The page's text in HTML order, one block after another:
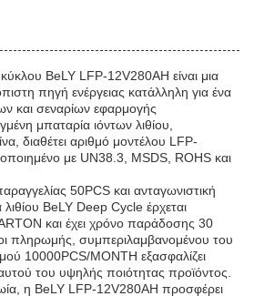
BeLY LFP-12V280AH είναι μια
πηγή ενέργειας κατάλληλη για ένα
και σεναρίων εφαρμογής
μπαταρία ιόντων λιθίου,
διαθέτει αριθμό μοντέλου LFP-
με UN38.3, MSDS, ROHS και
50PCS και ανταγωνιστική
BeLY Deep Cycle έρχεται
και έχει χρόνο παράδοσης 30
πληρωμής, συμπεριλαμβανομένου του
10000PCS/MONTH εξασφαλίζει
του υψηλής ποιότητας προϊόντος.
η BeLY LFP-12V280AH προσφέρει